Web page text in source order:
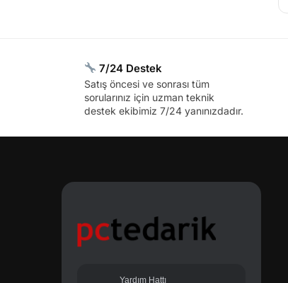
7/24 Destek
Satış öncesi ve sonrası tüm
sorularınız için uzman teknik
destek ekibimiz 7/24 yanınızdadır.
Yardım Hattı